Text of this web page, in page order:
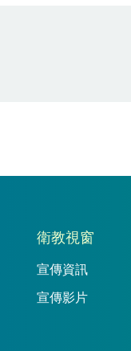
衛教視窗
宣傳資訊
宣傳影片